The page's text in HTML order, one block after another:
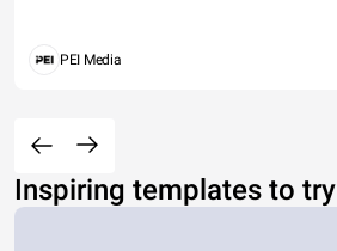
PEI Media
Inspiring templates to try